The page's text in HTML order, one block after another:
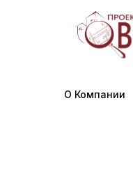
О Компании